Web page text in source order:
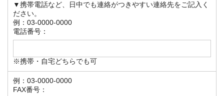
▼携帯電話など、日中でも連絡がつきやすい連絡先をご記入く
ださい。
例：03-0000-0000
電話番号：
※携帯・自宅どちらでも可
例：03-0000-0000
FAX番号：